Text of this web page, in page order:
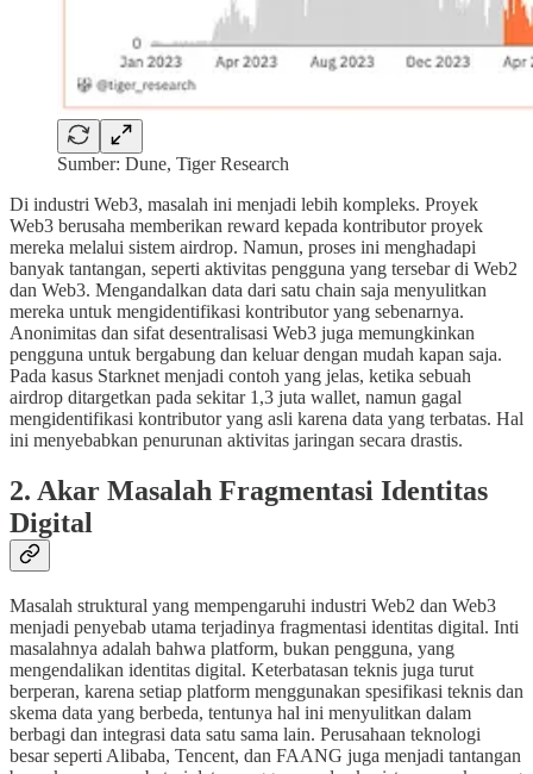
Sumber: Dune, Tiger Research
Di industri Web3, masalah ini menjadi lebih kompleks. Proyek
Web3 berusaha memberikan reward kepada kontributor proyek
mereka melalui sistem airdrop. Namun, proses ini menghadapi
banyak tantangan, seperti aktivitas pengguna yang tersebar di Web2
dan Web3. Mengandalkan data dari satu chain saja menyulitkan
mereka untuk mengidentifikasi kontributor yang sebenarnya.
Anonimitas dan sifat desentralisasi Web3 juga memungkinkan
pengguna untuk bergabung dan keluar dengan mudah kapan saja.
Pada kasus Starknet menjadi contoh yang jelas, ketika sebuah
airdrop ditargetkan pada sekitar 1,3 juta wallet, namun gagal
mengidentifikasi kontributor yang asli karena data yang terbatas. Hal
ini menyebabkan penurunan aktivitas jaringan secara drastis.
2. Akar Masalah Fragmentasi Identitas
Digital
Masalah struktural yang mempengaruhi industri Web2 dan Web3
menjadi penyebab utama terjadinya fragmentasi identitas digital. Inti
masalahnya adalah bahwa platform, bukan pengguna, yang
mengendalikan identitas digital. Keterbatasan teknis juga turut
berperan, karena setiap platform menggunakan spesifikasi teknis dan
skema data yang berbeda, tentunya hal ini menyulitkan dalam
berbagi dan integrasi data satu sama lain. Perusahaan teknologi
besar seperti Alibaba, Tencent, dan FAANG juga menjadi tantangan